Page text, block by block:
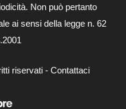
Non può pertanto
ai sensi della legge n. 62
riservati - Contattaci